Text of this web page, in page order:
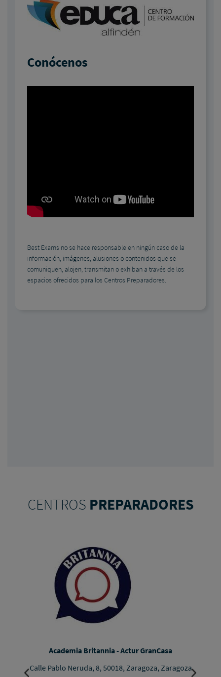
Conócenos
Best Exams no se hace responsable en ningún caso de la
información, imágenes, alusiones o contenidos que se
comuniquen, alojen, transmitan o exhiban a través de los
espacios ofrecidos para los Centros Preparadores.
CENTROS PREPARADORES
Academia Britannia - Actur GranCasa
Calle Pablo Neruda, 8, 50018, Zaragoza, Zaragoza